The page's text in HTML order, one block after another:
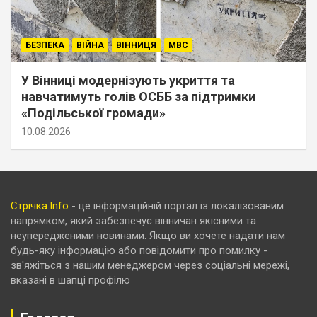
БЕЗПЕКА ВІЙНА ВІННИЦЯ МВС
У Вінниці модернізують укриття та
навчатимуть голів ОСББ за підтримки
«Подільської громади»
10.08.2026
Стрічка.Info - це інформаційній портал із локалізованим
напрямком, який забезпечує вінничан якісними та
неупередженими новинами. Якщо ви хочете надати нам
будь-яку інформацію або повідомити про помилку -
зв'яжіться з нашим менеджером через соціальні мережі,
вказані в шапці профілю